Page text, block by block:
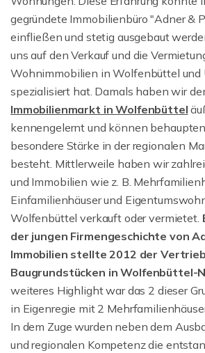
gegründete Immobilienbüro "Adner &
einfließen und stetig ausgebaut
uns auf den Verkauf und die
Wohnimmobilien in Wolfenbüttel und
spezialisiert hat. Damals haben wir
Immobilienmarkt in Wolfenbüttel
kennengelernt und können
besondere Stärke in der regionalen
besteht. Mittlerweile haben wir
und Immobilien wie z. B.
Einfamilienhäuser und
Wolfenbüttel verkauft oder vermietet.
der jungen Firmengeschichte von
Immobilien stellte 2012 der
Baugrundstücken in Wolfenbüttel-
weiteres Highlight war das 2 dieser
in Eigenregie mit 2
In dem Zuge wurden neben dem
und regionalen Kompetenz die